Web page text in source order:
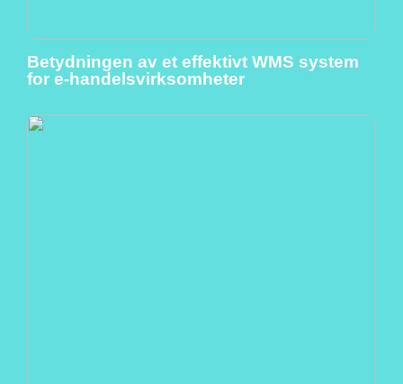
Betydningen av et effektivt WMS system
for e-handelsvirksomheter